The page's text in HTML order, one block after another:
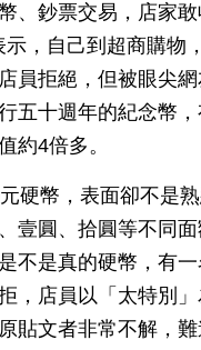
、鈔票交易，店家
，自己到超商購物
員拒絕，但被眼尖
五十週年的紀念幣
約4倍多。
硬幣，表面卻不是
壹圓、拾圓等不同
不是真的硬幣，有
，店員以「太特別
貼文者非常不解，